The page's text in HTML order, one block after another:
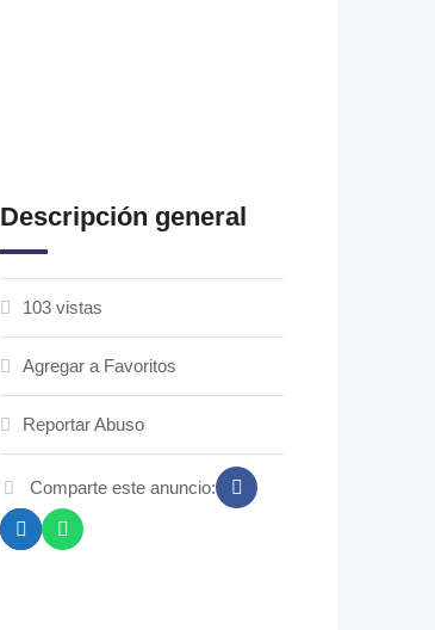
Descripción general
103 vistas
Agregar a Favoritos
Reportar Abuso
Comparte este anuncio: